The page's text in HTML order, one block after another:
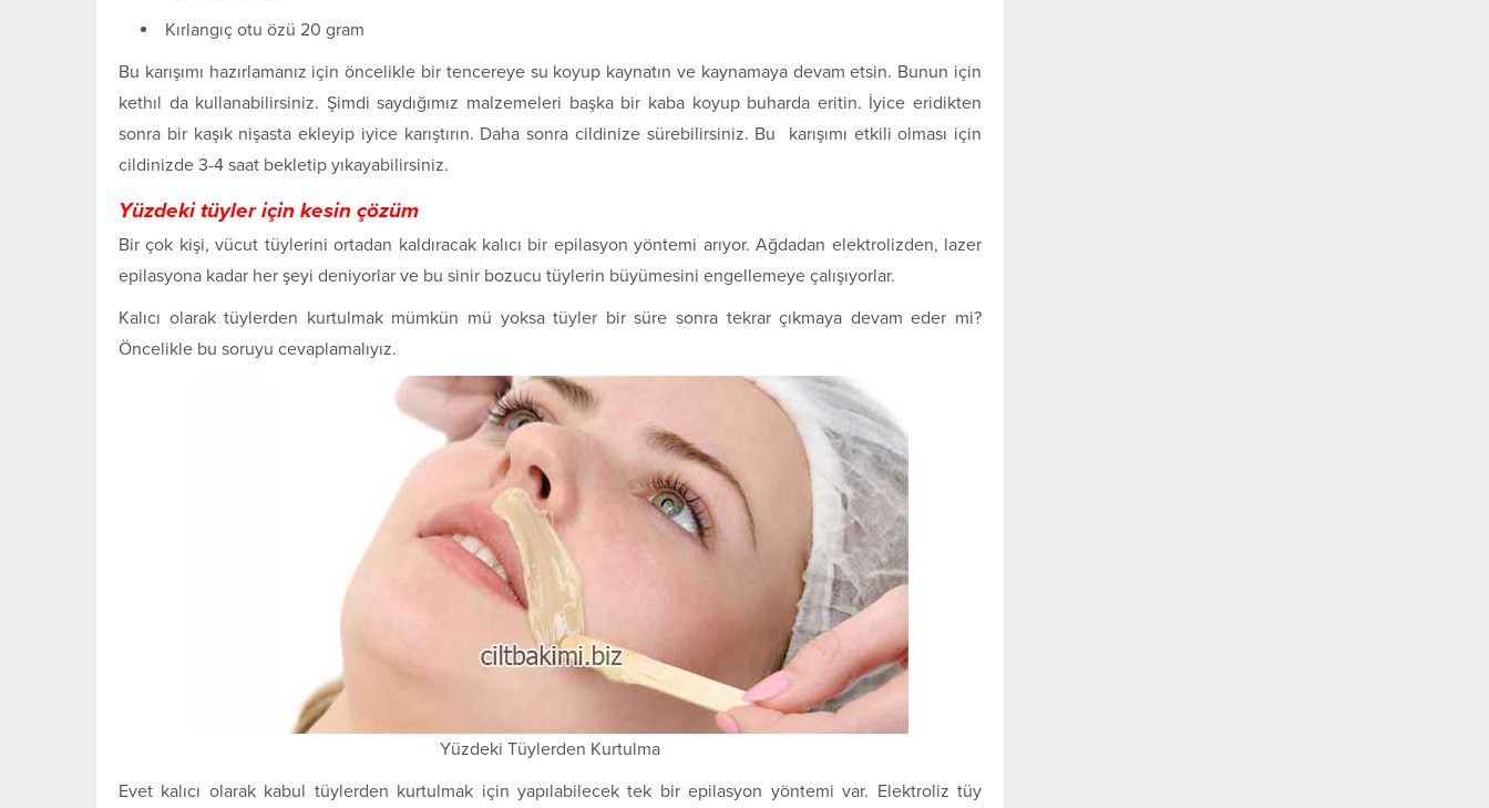
Kırlangıç otu özü 20 gram
Bu karışımı hazırlamanız için öncelikle bir tencereye su koyup kaynatın ve kaynamaya devam etsin. Bunun için
kethıl da kullanabilirsiniz. Şimdi saydığımız malzemeleri başka bir kaba koyup buharda eritin. İyice eridikten
sonra bir kaşık nişasta ekleyip iyice karıştırın. Daha sonra cildinize sürebilirsiniz. Bu karışımı etkili olması için
cildinizde 3-4 saat bekletip yıkayabilirsiniz.
Yüzdeki tüyler için kesin çözüm
Bir çok kişi, vücut tüylerini ortadan kaldıracak kalıcı bir epilasyon yöntemi arıyor. Ağdadan elektrolizden, lazer
epilasyona kadar her şeyi deniyorlar ve bu sinir bozucu tüylerin büyümesini engellemeye çalışıyorlar.
Kalıcı olarak tüylerden kurtulmak mümkün mü yoksa tüyler bir süre sonra tekrar çıkmaya devam eder mi?
Öncelikle bu soruyu cevaplamalıyız.
Yüzdeki Tüylerden Kurtulma
Evet kalıcı olarak kabul tüylerden kurtulmak için yapılabilecek tek bir epilasyon yöntemi var. Elektroliz tüy